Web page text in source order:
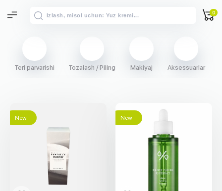
0
Teri parvarishi Tozalash / Piling Makiyaj Aksessuarlar
New New